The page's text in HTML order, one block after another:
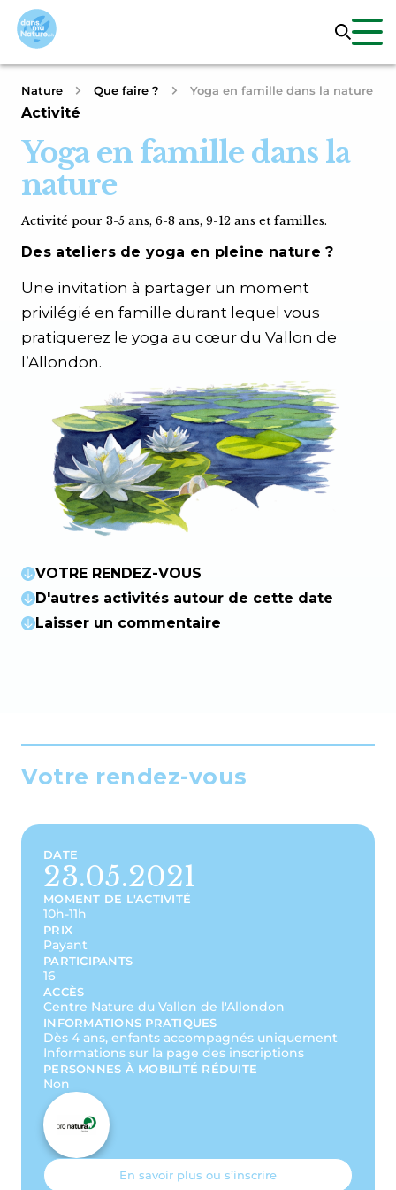
Nature Que faire ? Yoga en famille dans la nature
Activité
Yoga en famille dans la
nature
Activité pour 3-5 ans, 6-8 ans, 9-12 ans et familles.
Des ateliers de yoga en pleine nature ?
Une invitation à partager un moment
privilégié en famille durant lequel vous
pratiquerez le yoga au cœur du Vallon de
l’Allondon.
VOTRE RENDEZ-VOUS
D'autres activités autour de cette date
Laisser un commentaire
Votre rendez-vous
DATE
23.05.2021
MOMENT DE L'ACTIVITÉ
10h-11h
PRIX
Payant
PARTICIPANTS
16
ACCÈS
Centre Nature du Vallon de l'Allondon
INFORMATIONS PRATIQUES
Dès 4 ans, enfants accompagnés uniquement
Informations sur la page des inscriptions
PERSONNES À MOBILITÉ RÉDUITE
Non
En savoir plus ou s’inscrire